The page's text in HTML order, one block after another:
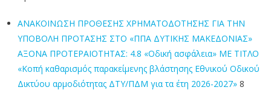
ΑΝΑΚΟΙΝΩΣΗ ΠΡΟΘΕΣΗΣ ΧΡΗΜΑΤΟΔΟΤΗΣΗΣ ΓΙΑ ΤΗΝ
ΥΠΟΒΟΛΗ ΠΡΟΤΑΣΗΣ ΣΤΟ «ΠΠΑ ΔΥΤΙΚΗΣ ΜΑΚΕΔΟΝΙΑΣ»
ΑΞΟΝΑ ΠΡΟΤΕΡΑΙΟΤΗΤΑΣ: 4.8 «Οδική ασφάλεια» ΜΕ ΤΙΤΛΟ
«Κοπή καθαρισμός παρακείμενης βλάστησης Εθνικού Οδικού
Δικτύου αρμοδιότητας ΔΤΥ/ΠΔΜ για τα έτη 2026-2027»8